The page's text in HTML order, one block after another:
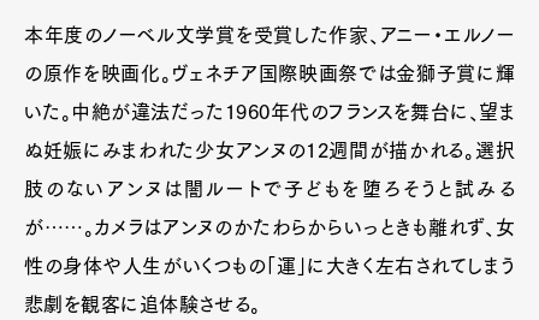
本年度のノーベル文学賞を受賞した作家、アニー・エルノー
の原作を映画化。ヴェネチア国際映画祭では金獅子賞に輝
いた。中絶が違法だった1960年代のフランスを舞台に、望ま
ぬ妊娠にみまわれた少女アンヌの12週間が描かれる。選択
肢のないアンヌは闇ルートで子どもを堕ろそうと試みる
が……。カメラはアンヌのかたわらからいっときも離れず、女
性の身体や人生がいくつもの「運」に大きく左右されてしまう
悲劇を観客に追体験させる。